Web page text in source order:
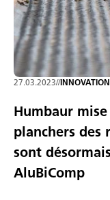
27.03.2023//
Humbaur
planchers des
sont
AluBiComp